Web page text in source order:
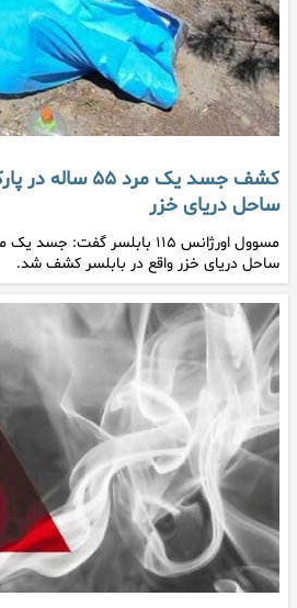
کشف جسد یک مرد ۵۵
ساحل دریای خزر
ساحل دریای خزر واقع در بابلسر کشف شد.